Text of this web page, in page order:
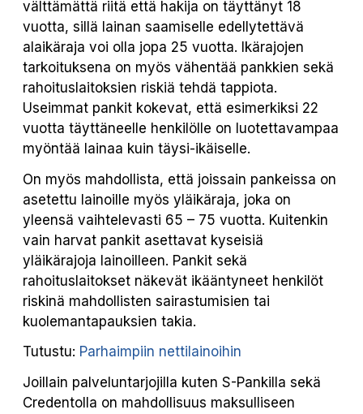
välttämättä riitä että hakija on täyttänyt 18
vuotta, sillä lainan saamiselle edellytettävä
alaikäraja voi olla jopa 25 vuotta. Ikärajojen
tarkoituksena on myös vähentää pankkien sekä
rahoituslaitoksien riskiä tehdä tappiota.
Useimmat pankit kokevat, että esimerkiksi 22
vuotta täyttäneelle henkilölle on luotettavampaa
myöntää lainaa kuin täysi-ikäiselle.
On myös mahdollista, että joissain pankeissa on
asetettu lainoille myös yläikäraja, joka on
yleensä vaihtelevasti 65 – 75 vuotta. Kuitenkin
vain harvat pankit asettavat kyseisiä
yläikärajoja lainoilleen. Pankit sekä
rahoituslaitokset näkevät ikääntyneet henkilöt
riskinä mahdollisten sairastumisien tai
kuolemantapauksien takia.
Tutustu: Parhaimpiin nettilainoihin
Joillain palveluntarjojilla kuten S-Pankilla sekä
Credentolla on mahdollisuus maksulliseen